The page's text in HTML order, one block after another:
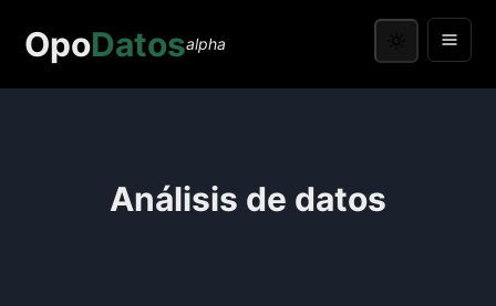
OpoDatosalpha
Análisis de datos